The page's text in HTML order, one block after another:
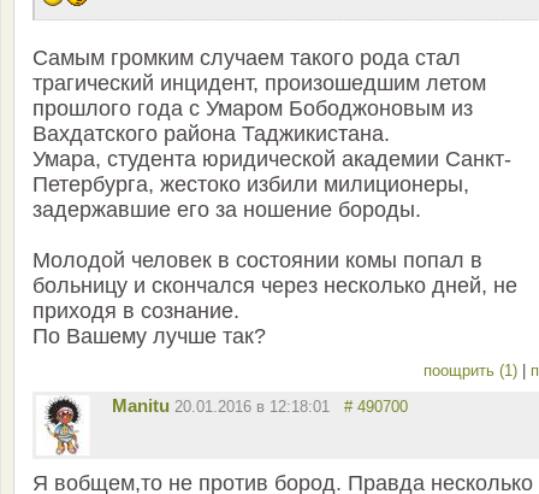
Самым громким случаем такого рода стал
трагический инцидент, произошедшим летом
прошлого года с Умаром Бободжоновым из
Вахдатского района Таджикистана.
Умара, студента юридической академии Санкт-
Петербурга, жестоко избили милиционеры,
задержавшие его за ношение бороды.
Молодой человек в состоянии комы попал в
больницу и скончался через несколько дней, не
приходя в сознание.
По Вашему лучше так?
поощрить (1)
Manitu 20.01.2016 в 12:18:01 # 490700
Я вобщем,то не против бород. Правда несколько